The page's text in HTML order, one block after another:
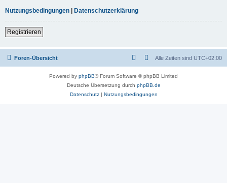
Nutzungsbedingungen | Datenschutzerklärung
Registrieren
Foren-Übersicht Alle Zeiten sind UTC+02:00
Powered by phpBB® Forum Software © phpBB Limited
Deutsche Übersetzung durch phpBB.de
Datenschutz| Nutzungsbedingungen